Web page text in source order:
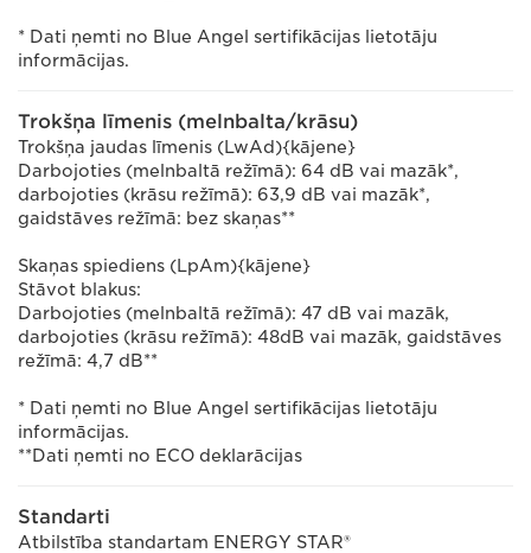
* Dati ņemti no Blue Angel sertifikācijas lietotāju
informācijas.
Trokšņa līmenis (melnbalta/krāsu)
Trokšņa jaudas līmenis (LwAd){kājene}
Darbojoties (melnbaltā režīmā): 64 dB vai mazāk*,
darbojoties (krāsu režīmā): 63,9 dB vai mazāk*,
gaidstāves režīmā: bez skaņas**
Skaņas spiediens (LpAm){kājene}
Stāvot blakus:
Darbojoties (melnbaltā režīmā): 47 dB vai mazāk,
darbojoties (krāsu režīmā): 48dB vai mazāk, gaidstāves
režīmā: 4,7 dB**
* Dati ņemti no Blue Angel sertifikācijas lietotāju
informācijas.
**Dati ņemti no ECO deklarācijas
Standarti
Atbilstība standartam ENERGY STAR®